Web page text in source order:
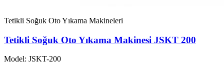
Tetikli Soğuk Oto Yıkama Makineleri
Tetikli Soğuk Oto Yıkama Makinesi JSKT 200
Model: JSKT-200